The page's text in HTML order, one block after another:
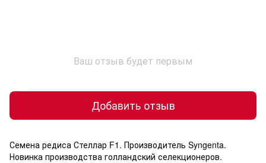
Ваш отзыв будет первым
Добавить отзыв
Семена редиса Стеллар F1. Производитель Syngenta.
Новинка производства голландский селекционеров.